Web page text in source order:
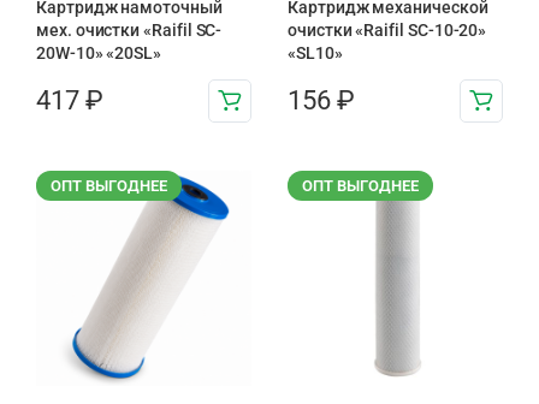
Картридж намоточный
мех. очистки «Raifil SC-
20W-10» «20SL»
417 ₽
Картридж механической
очистки «Raifil SC-10-20»
«SL10»
156 ₽
ОПТ ВЫГОДНЕЕ ОПТ ВЫГОДНЕЕ